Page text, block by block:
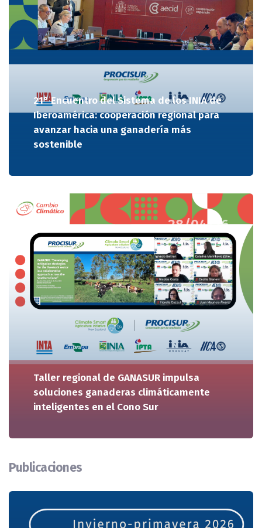
21° Encuentro del Sistema de los INIA de
Iberoamérica: cooperación regional para
avanzar hacia una ganadería más
sostenible
28/04/26
Taller regional de GANASUR impulsa
soluciones ganaderas climáticamente
inteligentes en el Cono Sur
Publicaciones